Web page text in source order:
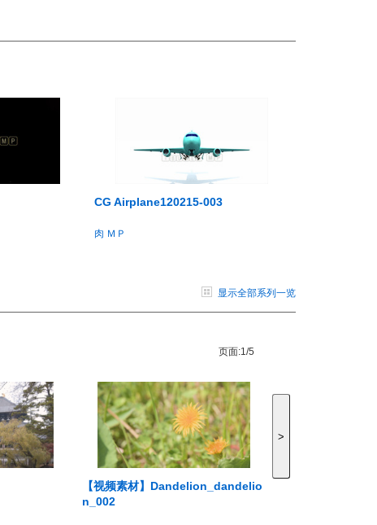
CG Airplane120215-003
肉 ＭＰ
显示全部系列一览
页面:1/5
【视频素材】Dandelion_dandelio
n_002
>